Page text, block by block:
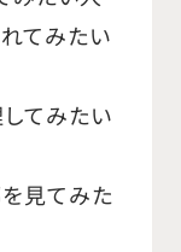
てみたい
てみたい
見てみた